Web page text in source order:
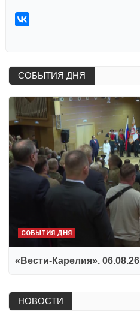
СОБЫТИЯ ДНЯ
СОБЫТИЯ ДНЯ
«Вести-Карелия». 06.08.26
НОВОСТИ